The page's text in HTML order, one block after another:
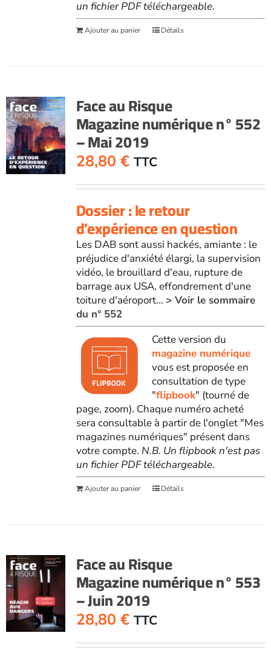
un fichier PDF téléchargeable.
Ajouter au panier Détails
Face au Risque
Magazine numérique n° 552
– Mai 2019
28,80 € TTC
Dossier : le retour
d’expérience en question
Les DAB sont aussi hackés, amiante : le
préjudice d'anxiété élargi, la supervision
vidéo, le brouillard d'eau, rupture de
barrage aux USA, effondrement d'une
toiture d'aéroport... > Voir le sommaire
du n° 552
Cette version du
magazine numérique
vous est proposée en
consultation de type
"flipbook" (tourné de
page, zoom). Chaque numéro acheté
sera consultable à partir de l'onglet "Mes
magazines numériques" présent dans
votre compte. N.B. Un flipbook n'est pas
un fichier PDF téléchargeable.
Ajouter au panier Détails
Face au Risque
Magazine numérique n° 553
– Juin 2019
28,80 € TTC